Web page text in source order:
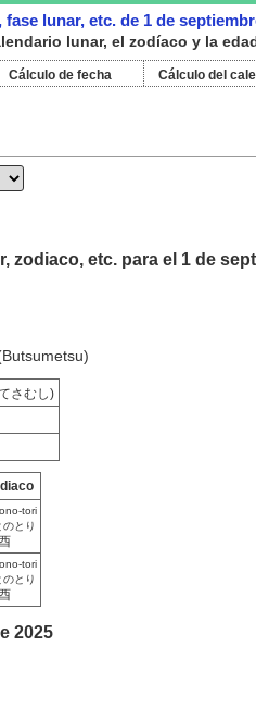
lunar, etc. de 1 de
lunar, el zodíaco y la
Cálculo de fecha Cálculo del
zodiaco, etc. para el 1 de
さむし)
tori
とり
tori
とり
2025